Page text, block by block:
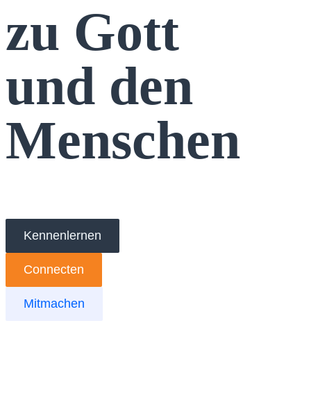
zu Gott
und den
Menschen
Kennenlernen
Connecten
Mitmachen